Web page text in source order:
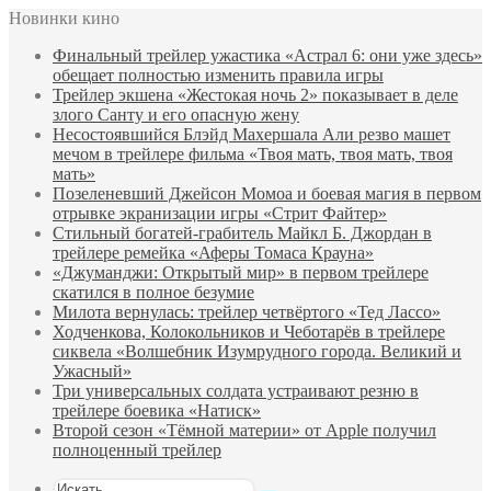
Новинки кино
Финальный трейлер ужастика «Астрал 6: они уже здесь»
обещает полностью изменить правила игры
Трейлер экшена «Жестокая ночь 2» показывает в деле
злого Санту и его опасную жену
Несостоявшийся Блэйд Махершала Али резво машет
мечом в трейлере фильма «Твоя мать, твоя мать, твоя
мать»
Позеленевший Джейсон Момоа и боевая магия в первом
отрывке экранизации игры «Стрит Файтер»
Стильный богатей-грабитель Майкл Б. Джордан в
трейлере ремейка «Аферы Томаса Крауна»
«Джуманджи: Открытый мир» в первом трейлере
скатился в полное безумие
Милота вернулась: трейлер четвёртого «Тед Лассо»
Ходченкова, Колокольников и Чеботарёв в трейлере
сиквела «Волшебник Изумрудного города. Великий и
Ужасный»
Три универсальных солдата устраивают резню в
трейлере боевика «Натиск»
Второй сезон «Тёмной материи» от Apple получил
полноценный трейлер